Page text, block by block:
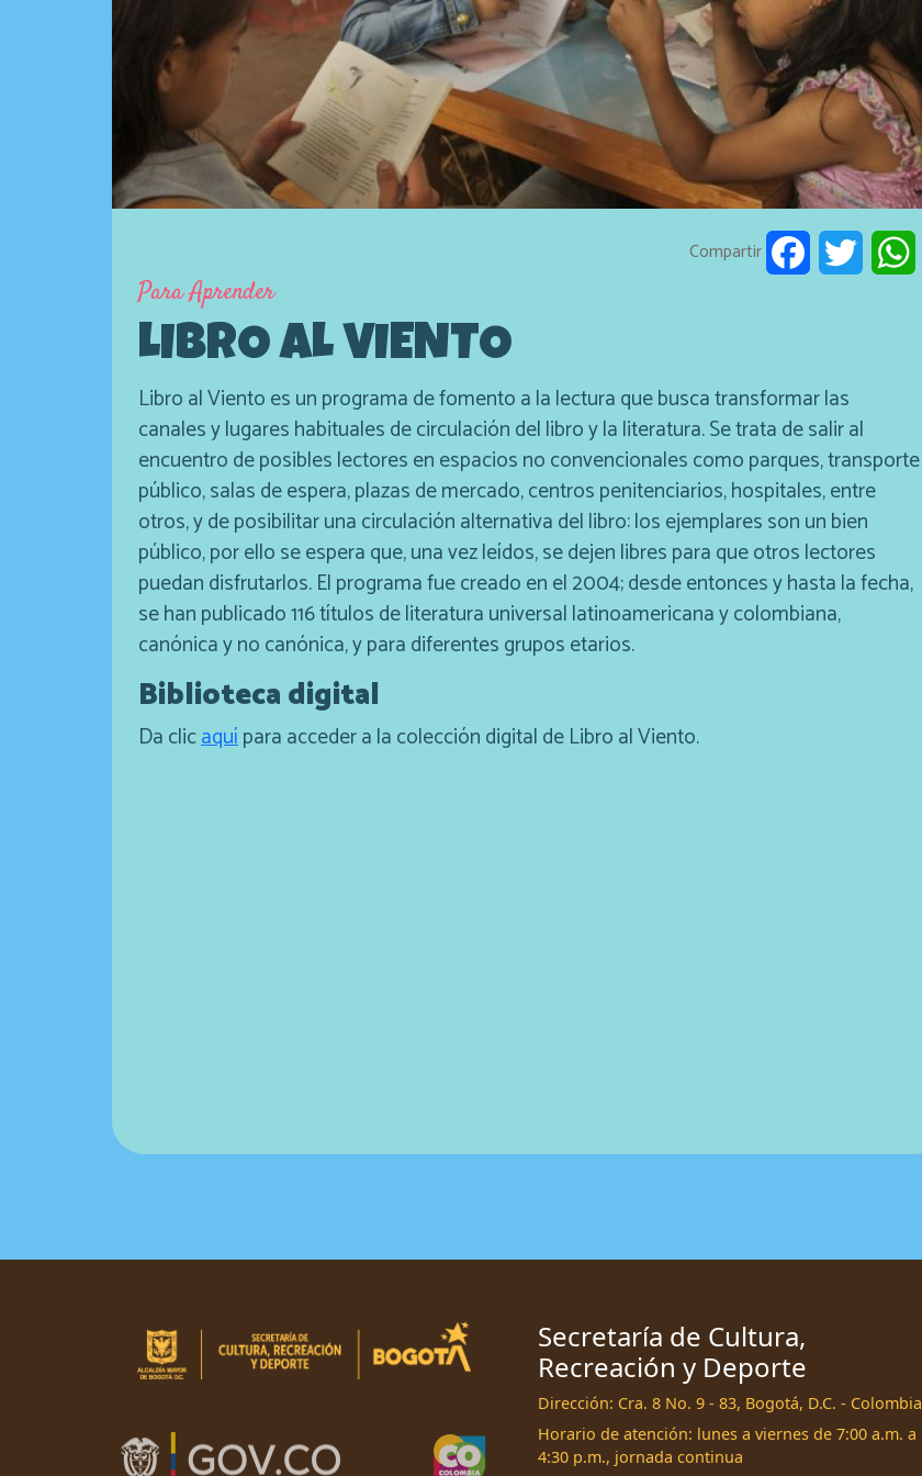
Compartir FacebookTwitter
Para Aprender
LIBRO AL VIENTO
Libro al Viento es un programa de fomento a la lectura que busca transformar las
canales y lugares habituales de circulación del libro y la literatura. Se trata de salir al
encuentro de posibles lectores en espacios no convencionales como parques, transporte
público, salas de espera, plazas de mercado, centros penitenciarios, hospitales, entre
otros, y de posibilitar una circulación alternativa del libro: los ejemplares son un bien
público, por ello se espera que, una vez leídos, se dejen libres para que otros lectores
puedan disfrutarlos. El programa fue creado en el 2004; desde entonces y hasta la fecha,
se han publicado 116 títulos de literatura universal latinoamericana y colombiana,
canónica y no canónica, y para diferentes grupos etarios.
Biblioteca digital
Da clicaquípara acceder a la colección digital de Libro al Viento.
Secretaría de Cultura,
Recreación y Deporte
Dirección: Cra. 8 No. 9 - 83, Bogotá, D.C. - Colombia
Horario de atención: lunes a viernes de 7:00 a.m. a
4:30 p.m., jornada continua